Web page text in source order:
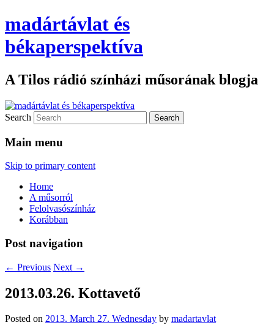
madártávlat és
békaperspektíva
A Tilos rádió színházi műsorának blogja
Search
Main menu
Skip to primary content
Home
A műsorról
Felolvasószínház
Korábban
Post navigation
← Previous Next →
2013.03.26. Kottavető
Posted on 2013. March 27. Wednesday by madartavlat